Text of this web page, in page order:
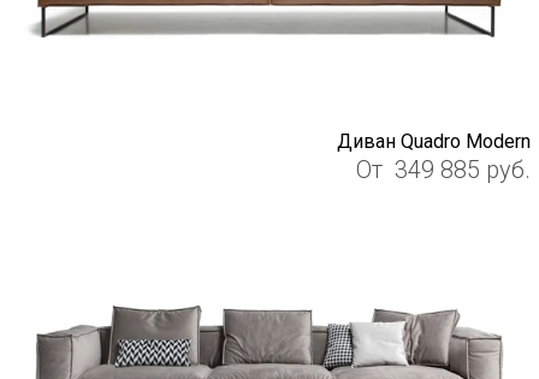
Диван Quadro Modern
От 349 885 руб.